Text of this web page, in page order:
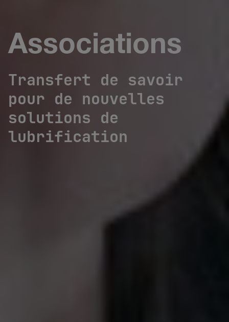
Associations
Transfert de savoir
pour de nouvelles
solutions de
lubrification